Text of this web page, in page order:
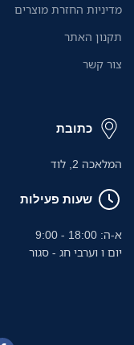
מדיניות החזרת מוצרים
תקנון האתר
צור קשר
כתובת
המלאכה 2, לוד
שעות פעילות
א-ה: 18:00 - 9:00
יום ו וערבי חג - סגור